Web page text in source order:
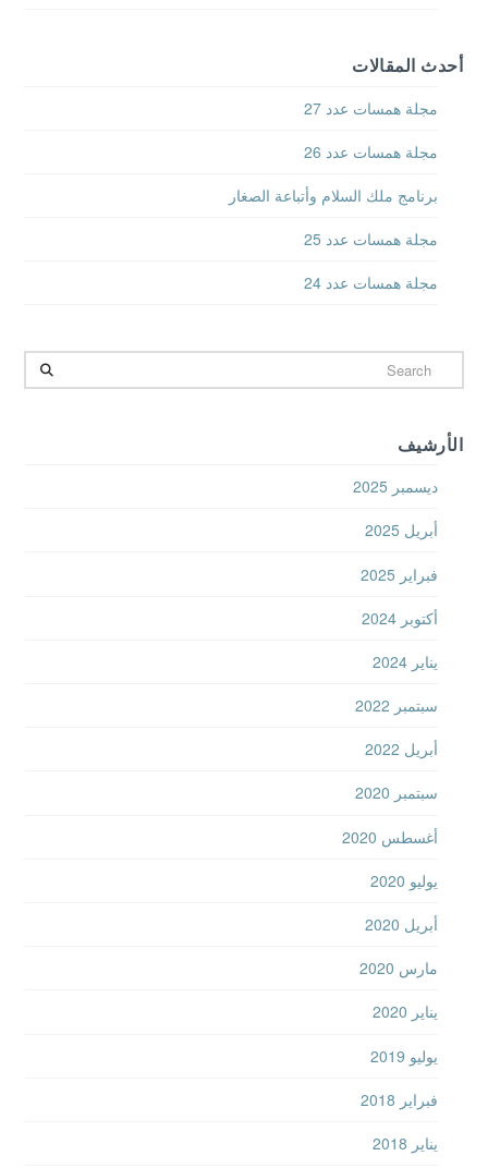
أحدث المقالات
مجلة همسات عدد 27
مجلة همسات عدد 26
برنامج ملك السلام وأتباعة الصغار
مجلة همسات عدد 25
مجلة همسات عدد 24
Search
الأرشيف
ديسمبر 2025
أبريل 2025
فبراير 2025
أكتوبر 2024
يناير 2024
سبتمبر 2022
أبريل 2022
سبتمبر 2020
أغسطس 2020
يوليو 2020
أبريل 2020
مارس 2020
يناير 2020
يوليو 2019
فبراير 2018
يناير 2018